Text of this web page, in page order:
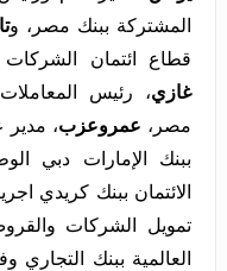
المشتركة ببنك مصر، و
قطاع ائتمان الشركات
غازي
مصر، عمروعزب،
ببنك الإمارات دبي
الائتمان ببنك كريدي
تمويل الشركات
العالمية ببنك التجاري